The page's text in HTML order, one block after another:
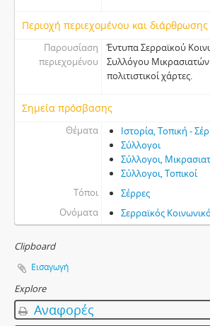
Περιοχή περιεχομένου και διάρθρωσης
Παρουσίαση
περιεχομένου
Έντυπα Σερραϊκού
Συλλόγου
πολιτιστικοί χάρτες.
Σημεία πρόσβασης
Θέματα
Ιστορία, Τοπική -
Σύλλογοι
Σύλλογοι,
Σύλλογοι, Τοπικοί
Τόποι
Σέρρες
Ονόματα
Σερραϊκός
Clipboard
Εισαγωγή
Explore
Αναφορές